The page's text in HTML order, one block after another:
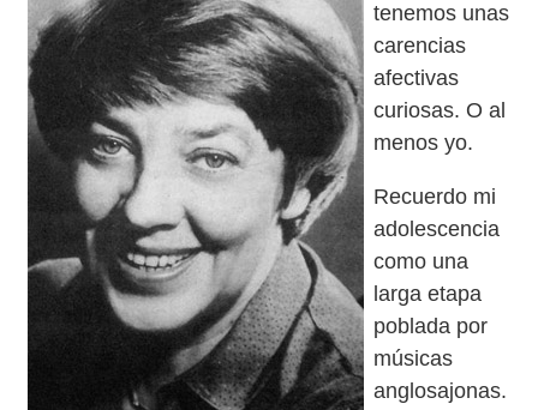
tenemos unas
carencias
afectivas
curiosas. O al
menos yo.
Recuerdo mi
adolescencia
como una
larga etapa
poblada por
músicas
anglosajonas.